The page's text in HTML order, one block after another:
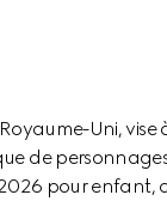
Uni,
de
pour enfant,